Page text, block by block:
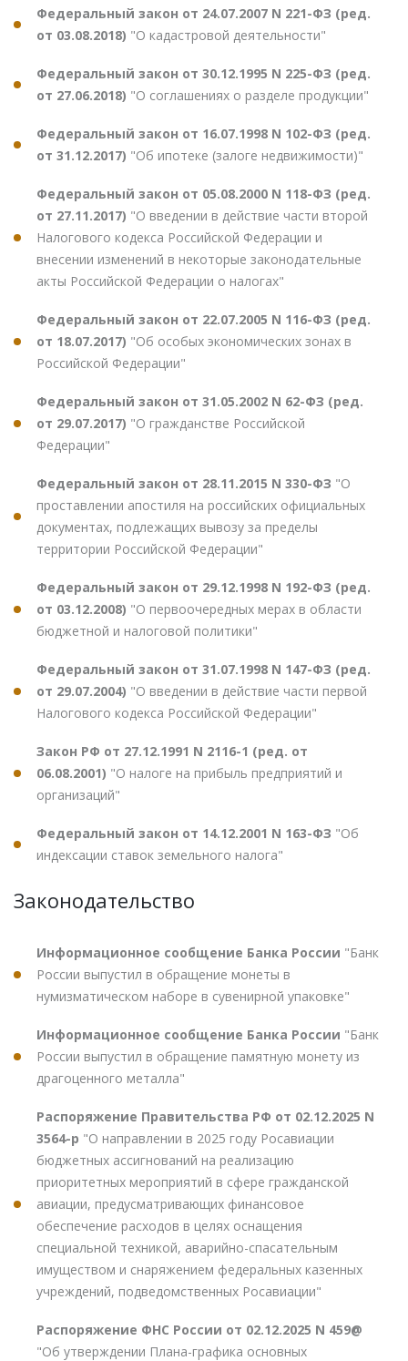
Федеральный закон от 24.07.2007 N 221-ФЗ (ред.
от 03.08.2018) "О кадастровой деятельности"
Федеральный закон от 30.12.1995 N 225-ФЗ (ред.
от 27.06.2018) "О соглашениях о разделе продукции"
Федеральный закон от 16.07.1998 N 102-ФЗ (ред.
от 31.12.2017) "Об ипотеке (залоге недвижимости)"
Федеральный закон от 05.08.2000 N 118-ФЗ (ред.
от 27.11.2017) "О введении в действие части второй
Налогового кодекса Российской Федерации и
внесении изменений в некоторые законодательные
акты Российской Федерации о налогах"
Федеральный закон от 22.07.2005 N 116-ФЗ (ред.
от 18.07.2017) "Об особых экономических зонах в
Российской Федерации"
Федеральный закон от 31.05.2002 N 62-ФЗ (ред.
от 29.07.2017) "О гражданстве Российской
Федерации"
Федеральный закон от 28.11.2015 N 330-ФЗ "О
проставлении апостиля на российских официальных
документах, подлежащих вывозу за пределы
территории Российской Федерации"
Федеральный закон от 29.12.1998 N 192-ФЗ (ред.
от 03.12.2008) "О первоочередных мерах в области
бюджетной и налоговой политики"
Федеральный закон от 31.07.1998 N 147-ФЗ (ред.
от 29.07.2004) "О введении в действие части первой
Налогового кодекса Российской Федерации"
Закон РФ от 27.12.1991 N 2116-1 (ред. от
06.08.2001) "О налоге на прибыль предприятий и
организаций"
Федеральный закон от 14.12.2001 N 163-ФЗ "Об
индексации ставок земельного налога"
Законодательство
Информационное сообщение Банка России "Банк
России выпустил в обращение монеты в
нумизматическом наборе в сувенирной упаковке"
Информационное сообщение Банка России "Банк
России выпустил в обращение памятную монету из
драгоценного металла"
Распоряжение Правительства РФ от 02.12.2025 N
3564-р "О направлении в 2025 году Росавиации
бюджетных ассигнований на реализацию
приоритетных мероприятий в сфере гражданской
авиации, предусматривающих финансовое
обеспечение расходов в целях оснащения
специальной техникой, аварийно-спасательным
имуществом и снаряжением федеральных казенных
учреждений, подведомственных Росавиации"
Распоряжение ФНС России от 02.12.2025 N 459@
"Об утверждении Плана-графика основных